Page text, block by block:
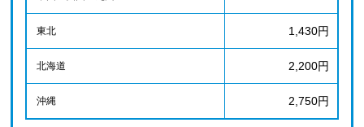
東北 1,430円
北海道 2,200円
沖縄 2,750円